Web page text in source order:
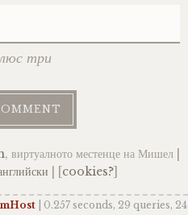
три
, виртуалното местенце на Мишел |
| [cookies?]
| 0.257 seconds, 29 queries, 24